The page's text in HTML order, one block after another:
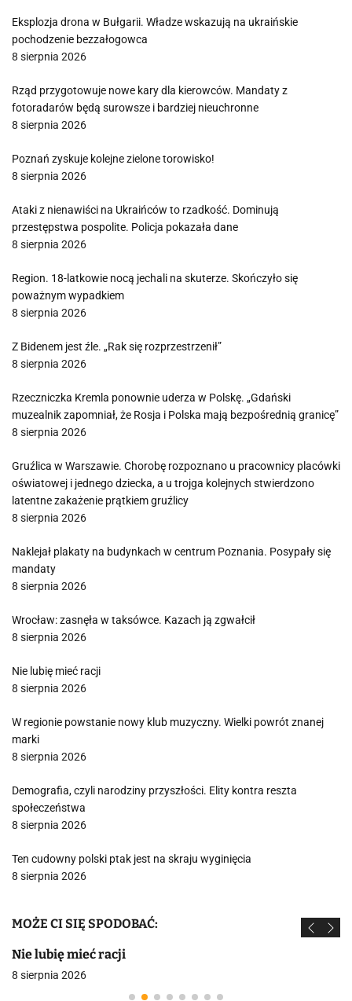
Eksplozja drona w Bułgarii. Władze wskazują na ukraińskie
pochodzenie bezzałogowca
8 sierpnia 2026
Rząd przygotowuje nowe kary dla kierowców. Mandaty z
fotoradarów będą surowsze i bardziej nieuchronne
8 sierpnia 2026
Poznań zyskuje kolejne zielone torowisko!
8 sierpnia 2026
Ataki z nienawiści na Ukraińców to rzadkość. Dominują
przestępstwa pospolite. Policja pokazała dane
8 sierpnia 2026
Region. 18-latkowie nocą jechali na skuterze. Skończyło się
poważnym wypadkiem
8 sierpnia 2026
Z Bidenem jest źle. „Rak się rozprzestrzenił”
8 sierpnia 2026
Rzeczniczka Kremla ponownie uderza w Polskę. „Gdański
muzealnik zapomniał, że Rosja i Polska mają bezpośrednią granicę”
8 sierpnia 2026
Gruźlica w Warszawie. Chorobę rozpoznano u pracownicy placówki
oświatowej i jednego dziecka, a u trojga kolejnych stwierdzono
latentne zakażenie prątkiem gruźlicy
8 sierpnia 2026
Naklejał plakaty na budynkach w centrum Poznania. Posypały się
mandaty
8 sierpnia 2026
Wrocław: zasnęła w taksówce. Kazach ją zgwałcił
8 sierpnia 2026
Nie lubię mieć racji
8 sierpnia 2026
W regionie powstanie nowy klub muzyczny. Wielki powrót znanej
marki
8 sierpnia 2026
Demografia, czyli narodziny przyszłości. Elity kontra reszta
społeczeństwa
8 sierpnia 2026
Ten cudowny polski ptak jest na skraju wyginięcia
8 sierpnia 2026
MOŻE CI SIĘ SPODOBAĆ:
Nie lubię mieć racji
8 sierpnia 2026